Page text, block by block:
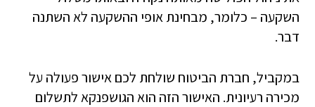
השקעה – כלומר, מבחינת אופי ההשקעה לא השתנה
דבר.
במקביל, חברת הביטוח שולחת לכם אישור פעולה על
מכירה רעיונית. האישור הזה הוא הגושפנקא לתשלום